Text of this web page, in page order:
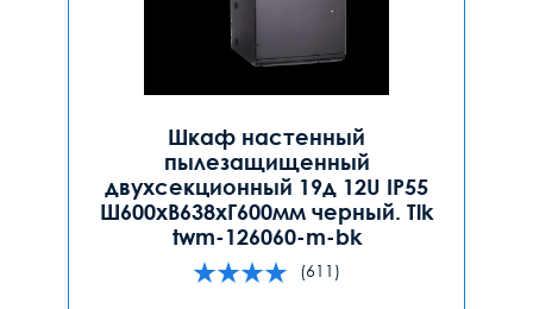
Шкаф настенный
пылезащищенный
двухсекционный 19д 12U IP55
Ш600хВ638хГ600мм черный. Tlk
twm-126060-m-bk
(611)